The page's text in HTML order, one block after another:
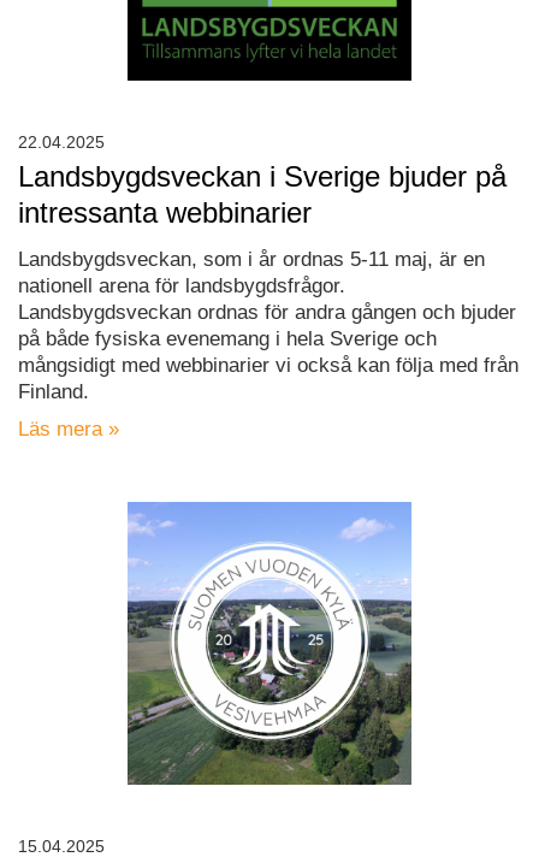
Landsbygdsveckan i Sverige bjuder på
intressanta webbinarier
Landsbygdsveckan, som i år ordnas 5-11 maj, är en
nationell arena för landsbygdsfrågor.
Landsbygdsveckan ordnas för andra gången och bjuder
på både fysiska evenemang i hela Sverige och
mångsidigt med webbinarier vi också kan följa med från
Finland.
Läs mera »
22.04.2025
15.04.2025